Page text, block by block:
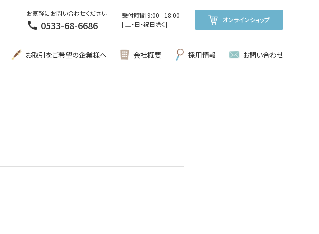
お気軽にお問い合わせください
call 0533-68-6686
受付時間 9:00 - 18:00
[ 土・日・祝日除く]
オンラインショップ
お取引をご希望の企業様へ 会社概要 採用情報 お問い合わせ